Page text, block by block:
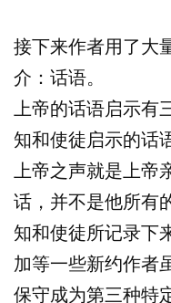
接下来作者用了大
介：话语。
上帝的话语启示有
知和使徒启示的话
上帝之声就是上帝
话，并不是他所有
知和使徒所记录下
加等一些新约作者
保守成为第三种特